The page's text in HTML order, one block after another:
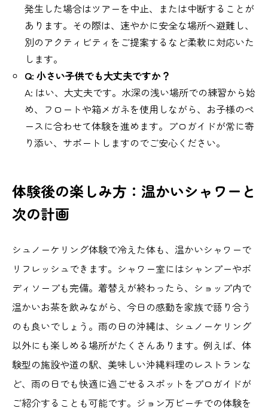
発生した場合はツアーを中止、または中断することが
あります。その際は、速やかに安全な場所へ避難し、
別のアクティビティをご提案するなど柔軟に対応いた
します。
Q: 小さい子供でも大丈夫ですか？
A: はい、大丈夫です。水深の浅い場所での練習から始
め、フロートや箱メガネを使用しながら、お子様のペ
ースに合わせて体験を進めます。プロガイドが常に寄
り添い、サポートしますのでご安心ください。
体験後の楽しみ方：温かいシャワーと
次の計画
シュノーケリング体験で冷えた体も、温かいシャワーで
リフレッシュできます。シャワー室にはシャンプーやボ
ディソープも完備。着替えが終わったら、ショップ内で
温かいお茶を飲みながら、今日の感動を家族で語り合う
のも良いでしょう。雨の日の沖縄は、シュノーケリング
以外にも楽しめる場所がたくさんあります。例えば、体
験型の施設や道の駅、美味しい沖縄料理のレストランな
ど、雨の日でも快適に過ごせるスポットをプロガイドが
ご紹介することも可能です。ジョン万ビーチでの体験を